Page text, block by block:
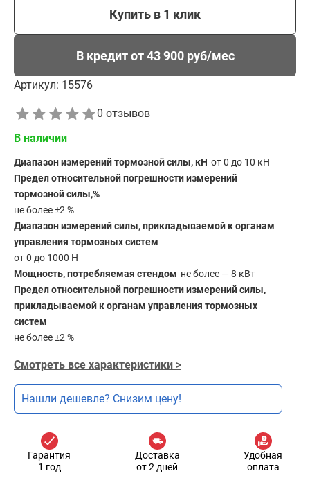
Купить в 1 клик
В кредит от 43 900 руб/мес
Артикул: 15576
0 отзывов
В наличии
Диапазон измерений тормозной силы, кН от 0 до 10 кН
Предел относительной погрешности измерений
тормозной силы,%
не более ±2 %
Диапазон измерений силы, прикладываемой к органам
управления тормозных систем
от 0 до 1000 Н
Мощность, потребляемая стендом не более — 8 кВт
Предел относительной погрешности измерений силы,
прикладываемой к органам управления тормозных
систем
не более ±2 %
Смотреть все характеристики >
Нашли дешевле? Снизим цену!
Гарантия
1 год
Доставка
от 2 дней
Удобная
оплата